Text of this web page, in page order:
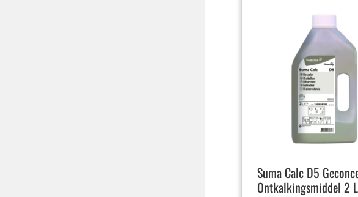
Suma Calc D5
Ontkalkingsmiddel 2